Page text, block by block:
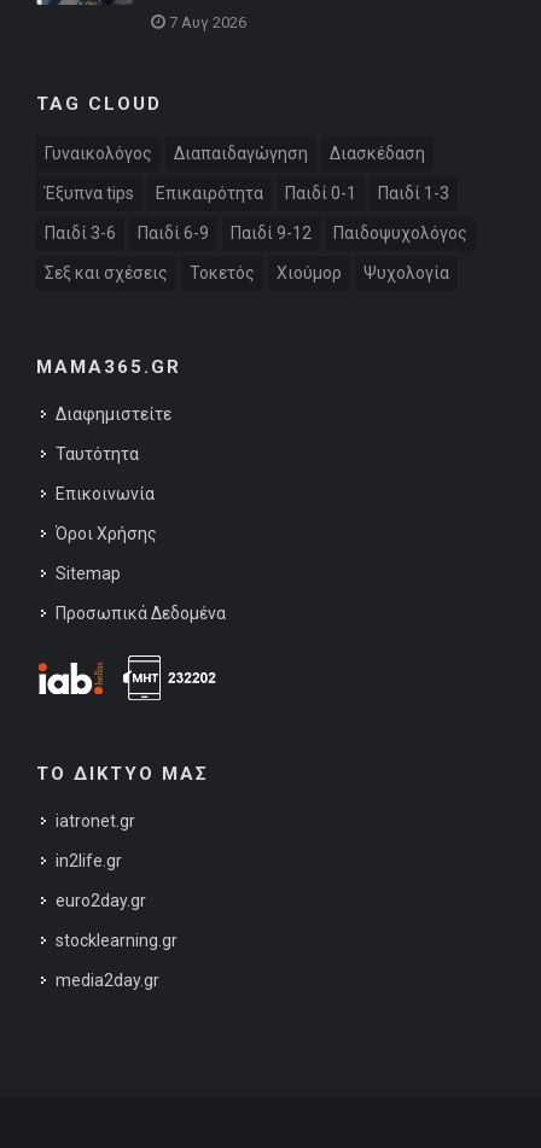
7 Αυγ 2026
TAG CLOUD
Γυναικολόγος Διαπαιδαγώγηση Διασκέδαση
Έξυπνα tips Επικαιρότητα Παιδί 0-1 Παιδί 1-3
Παιδί 3-6 Παιδί 6-9 Παιδί 9-12 Παιδοψυχολόγος
Σεξ και σχέσεις Τοκετός Χιούμορ Ψυχολογία
MAMA365.GR
Διαφημιστείτε
Ταυτότητα
Επικοινωνία
Όροι Χρήσης
Sitemap
Προσωπικά Δεδομένα
ΤΟ ΔΙΚΤΥΟ ΜΑΣ
iatronet.gr
in2life.gr
euro2day.gr
stocklearning.gr
media2day.gr